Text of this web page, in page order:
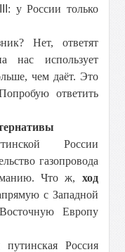
: у России только
Нет, ответят
нас использует
чем даёт. Это
ответить
России
газопровода
Что ж, ход
с Западной
Европу
Россия